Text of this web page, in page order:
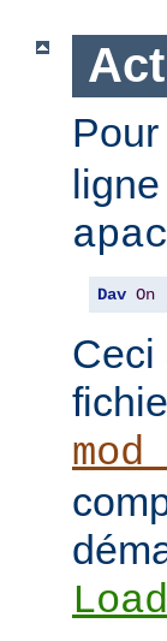
Dav On
Ceci